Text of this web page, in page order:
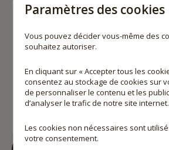
HUILE DE LIN
Bientôt disponible
Paramètres des cookies
Vous pouvez décider vous-même des
souhaitez autoriser.
En cliquant sur « Accepter tous les
consentez au stockage de cookies sur
de personnaliser le contenu et les
d’analyser le trafic de notre site internet.
Les cookies non nécessaires sont
votre consentement.